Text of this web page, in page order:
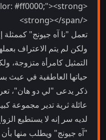
</strong></span>
تعمل "نا آه جيونج" كممثلة
ولكن لم يتم الاعتراف
التمثيل كامرأة متزوجة،
حياتها العاطفية في عبث
عائلة ثرية تدير مجموعة
لديه سر إنه لا يستطيع
"آه جيونج" ويطلب منها